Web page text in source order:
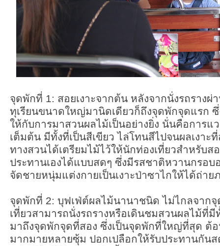
จุดพักที่ 1: สอยเงาะจากต้น หลังจากนั่งรถราง
ทุเรียนขนาดใหญ่มานิดเดียวก็ถึงจุดพักจุดแรก
ให้กับการมาสวนผลไม้เป็นอย่างยิ่ง นั่นคือการแ
เต็มต้น มีทั้งที่เป็นสีเขียว ไล่โทนสีไปจนผลเงาะ
ทางสวนได้เตรียมไม้ไว้ให้นักท่องเที่ยวสำหรับส
ประทานเองได้แบบสดๆ ซึ่งมีรสชาติหวานกรอ
จัดชายหนุ่มแต่งกายเป็นเงาะป่าซาไกให้ได้ถ่า
จุดพักที่ 2: บุฟเฟ่ต์ผลไม้นานาชนิด ไม่ไกลจาก
เที่ยวสามารถนั่งรถรางหรือเดินชมสวนผลไม้ที่มี
มาถึงจุดพักจุดที่สอง ซึ่งเป็นจุดพักที่ใหญ่ที่สุด ต้
มากมายหลายซุ้ม ปอกเปลือกให้รับประทานกัน